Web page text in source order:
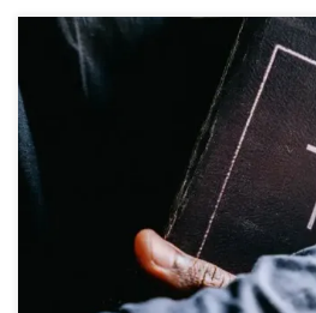
La vie chrétienne n’est pas un
arrive que notre foi traverse des
Les épreuves, les déceptions, la
encore les distractions du
progressivement affaiblir notre